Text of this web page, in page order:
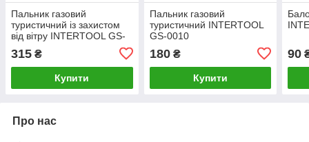
Пальник газовий
туристичний із захистом
від вітру INTERTOOL GS-
315 ₴
Купити
Пальник газовий
туристичний INTERTOOL
GS-0010
180₴
Купити
90
Про нас